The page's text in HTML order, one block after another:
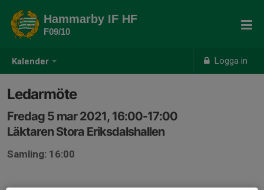
Kalender Logga in
Hammarby IF HF
F09/10
Ledarmöte
Fredag 5 mar 2021, 16:00-17:00
Läktaren Stora Eriksdalshallen
Samling: 16:00